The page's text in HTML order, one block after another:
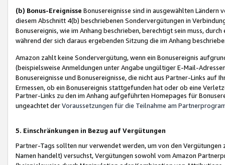
(b) Bonus-Ereignisse Bonusereignisse sind in ausgewählten Ländern
diesem Abschnitt 4(b) beschriebenen Sondervergütungen in
Bonusereignis, wie im Anhang beschrieben, berechtigt sein muss,
während der sich daraus ergebenden Sitzung die im Anhang
Amazon zahlt keine Sondervergütung, wenn ein Bonusereignis
(beispielsweise Anmeldungen unter Angabe ungültiger E-Mail-
Bonusereignisse und Bonusereignisse, die nicht aus Partner-Links auf
Ermessen, ob ein Bonusereignis stattgefunden hat oder ob eine
Partner-Links zu den im Anhang aufgeführten Homepages für
ungeachtet derVoraussetzungen für die Teilnahme am
5. Einschränkungen in Bezug auf Vergütungen
Partner-Tags sollten nur verwendet werden, um von den
Namen handelt) versuchst, Vergütungen sowohl vom Amazon